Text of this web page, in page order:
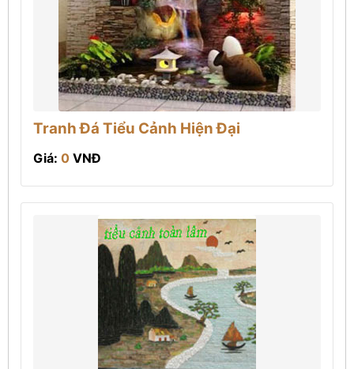
Tranh Đá Tiểu Cảnh Hiện Đại
Giá: 0 VNĐ